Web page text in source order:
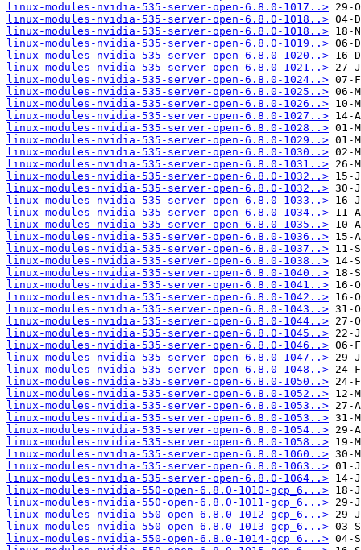
linux-modules-nvidia-535-server-open-6.8.0-1017..>
linux-modules-nvidia-535-server-open-6.8.0-1018..>
linux-modules-nvidia-535-server-open-6.8.0-1018..>
linux-modules-nvidia-535-server-open-6.8.0-1019..>
linux-modules-nvidia-535-server-open-6.8.0-1020..>
linux-modules-nvidia-535-server-open-6.8.0-1021..>
linux-modules-nvidia-535-server-open-6.8.0-1024..>
linux-modules-nvidia-535-server-open-6.8.0-1025..>
linux-modules-nvidia-535-server-open-6.8.0-1026..>
linux-modules-nvidia-535-server-open-6.8.0-1027..>
linux-modules-nvidia-535-server-open-6.8.0-1028..>
linux-modules-nvidia-535-server-open-6.8.0-1029..>
linux-modules-nvidia-535-server-open-6.8.0-1030..>
linux-modules-nvidia-535-server-open-6.8.0-1031..>
linux-modules-nvidia-535-server-open-6.8.0-1032..>
linux-modules-nvidia-535-server-open-6.8.0-1032..>
linux-modules-nvidia-535-server-open-6.8.0-1033..>
linux-modules-nvidia-535-server-open-6.8.0-1034..>
linux-modules-nvidia-535-server-open-6.8.0-1035..>
linux-modules-nvidia-535-server-open-6.8.0-1036..>
linux-modules-nvidia-535-server-open-6.8.0-1037..>
linux-modules-nvidia-535-server-open-6.8.0-1038..>
linux-modules-nvidia-535-server-open-6.8.0-1040..>
linux-modules-nvidia-535-server-open-6.8.0-1041..>
linux-modules-nvidia-535-server-open-6.8.0-1042..>
linux-modules-nvidia-535-server-open-6.8.0-1043..>
linux-modules-nvidia-535-server-open-6.8.0-1044..>
linux-modules-nvidia-535-server-open-6.8.0-1045..>
linux-modules-nvidia-535-server-open-6.8.0-1046..>
linux-modules-nvidia-535-server-open-6.8.0-1047..>
linux-modules-nvidia-535-server-open-6.8.0-1048..>
linux-modules-nvidia-535-server-open-6.8.0-1050..>
linux-modules-nvidia-535-server-open-6.8.0-1052..>
linux-modules-nvidia-535-server-open-6.8.0-1053..>
linux-modules-nvidia-535-server-open-6.8.0-1053..>
linux-modules-nvidia-535-server-open-6.8.0-1054..>
linux-modules-nvidia-535-server-open-6.8.0-1058..>
linux-modules-nvidia-535-server-open-6.8.0-1060..>
linux-modules-nvidia-535-server-open-6.8.0-1063..>
linux-modules-nvidia-535-server-open-6.8.0-1064..>
linux-modules-nvidia-550-open-6.8.0-1010-gcp_6...>
linux-modules-nvidia-550-open-6.8.0-1011-gcp_6...>
linux-modules-nvidia-550-open-6.8.0-1012-gcp_6...>
linux-modules-nvidia-550-open-6.8.0-1013-gcp_6...>
linux-modules-nvidia-550-open-6.8.0-1014-gcp_6...>